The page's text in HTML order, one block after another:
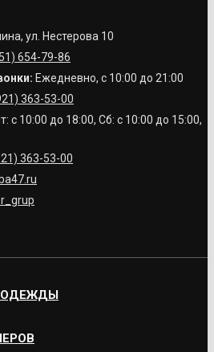
ул. Нестерова 10
654-79-86
Ежедневно, с 10:00 до 21:00
363-53-00
с 10:00 до 18:00, Сб: с 10:00 до 15:00,
363-53-00